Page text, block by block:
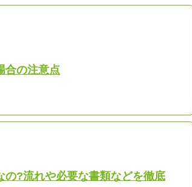
合の注意点
?流れや必要な書類などを徹底